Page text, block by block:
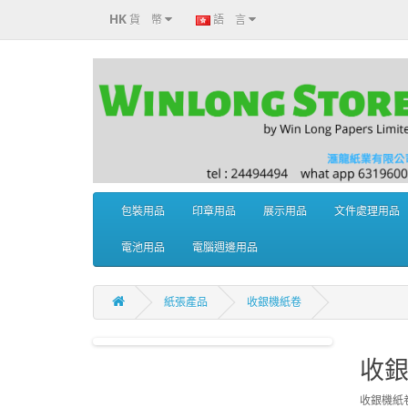
HK貨 幣 語 言
包裝用品 印章用品 展示用品 文件處理用品
電池用品 電腦週邊用品
紙張產品 收銀機紙卷
收
收銀機紙